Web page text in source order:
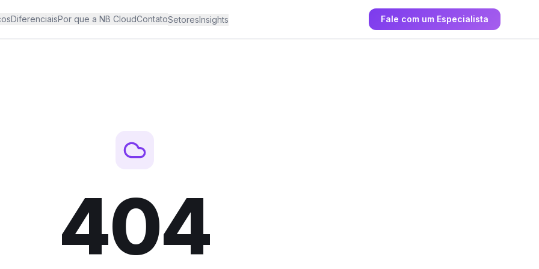
DiferenciaisPor que a NB CloudContatoSetoresInsights Fale com um Especialista
404